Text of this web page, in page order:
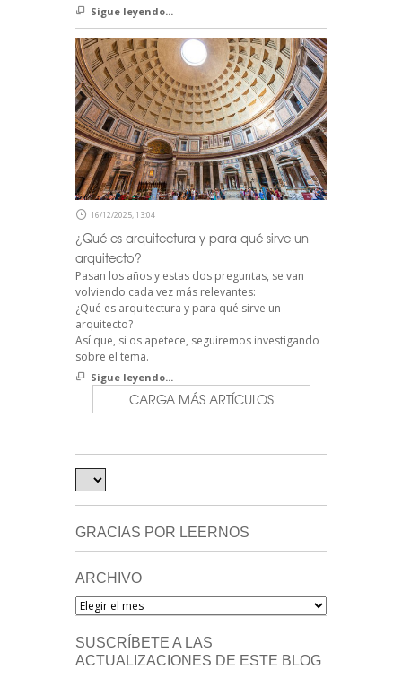
Sigue leyendo...
16/12/2025, 13:04
¿Qué es arquitectura y para qué sirve un
arquitecto?
Pasan los años y estas dos preguntas, se van
volviendo cada vez más relevantes:
¿Qué es arquitectura y para qué sirve un
arquitecto?
Así que, si os apetece, seguiremos investigando
sobre el tema.
Sigue leyendo...
CARGA MÁS ARTÍCULOS
GRACIAS POR LEERNOS
ARCHIVO
Archivo
SUSCRÍBETE A LAS
ACTUALIZACIONES DE ESTE BLOG